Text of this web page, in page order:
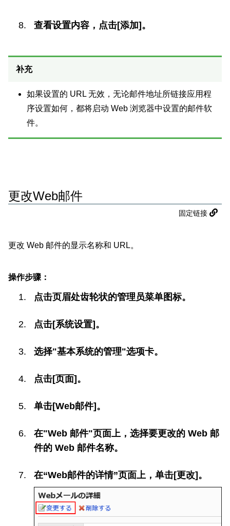
查看设置内容，点击[添加]。
补充
如果设置的 URL 无效，无论邮件地址所链接应用程
序设置如何，都将启动 Web 浏览器中设置的邮件软
件。
更改Web邮件
固定链接
更改 Web 邮件的显示名称和 URL。
操作步骤：
点击页眉处齿轮状的管理员菜单图标。
点击[系统设置]。
选择"基本系统的管理"选项卡。
点击[页面]。
单击[Web邮件]。
在"Web 邮件"页面上，选择要更改的 Web 邮
件的 Web 邮件名称。
在“Web邮件的详情”页面上，单击[更改]。